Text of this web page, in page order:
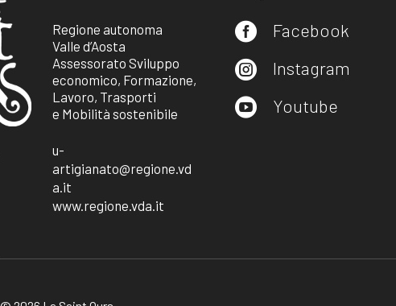
Regione autonoma
Valle d’Aosta
Assessorato Sviluppo
economico, Formazione,
Lavoro, Trasporti
e Mobilità sostenibile
u-
artigianato@regione.vd
a.it
www.regione.vda.it
 Facebook
 Instagram
 Youtube